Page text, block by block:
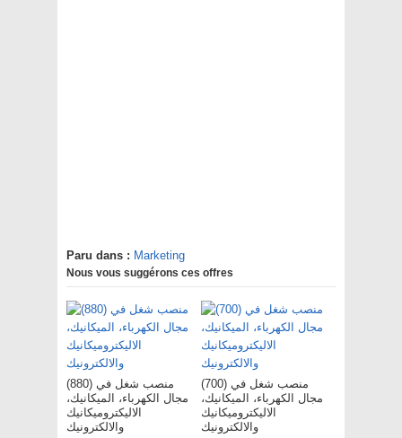
Paru dans : Marketing
Nous vous suggérons ces offres
(880) منصب شغل في
مجال الكهرباء، الميكانيك،
الاليكتروميكانيك
والالكترونيك
(700) منصب شغل في
مجال الكهرباء، الميكانيك،
الاليكتروميكانيك
والالكترونيك